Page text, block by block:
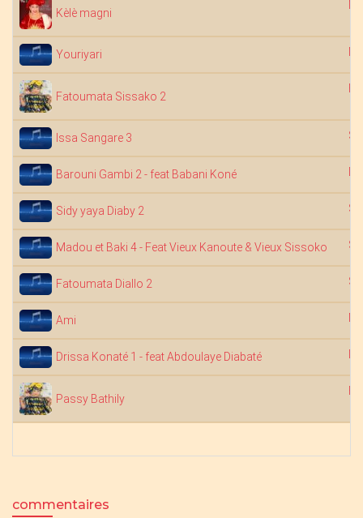
Kèlè magni
Youriyari
Fatoumata Sissako 2
Issa Sangare 3
Barouni Gambi 2 - feat Babani Koné
Sidy yaya Diaby 2
Madou et Baki 4 - Feat Vieux Kanoute & Vieux Sissoko
Fatoumata Diallo 2
Ami
Drissa Konaté 1 - feat Abdoulaye Diabaté
Passy Bathily
commentaires